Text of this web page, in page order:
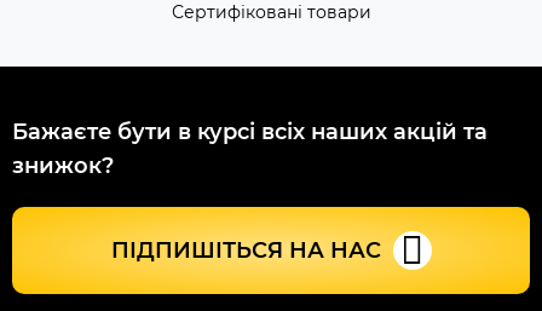
Сертифіковані товари
Бажаєте бути в курсі всіх наших акцій та
знижок?
ПІДПИШІТЬСЯ НА НАС